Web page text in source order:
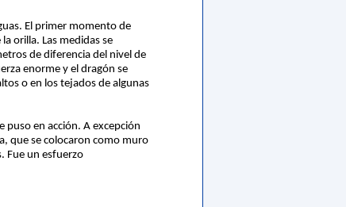
El primer momento de
orilla. Las medidas se
de diferencia del nivel de
enorme y el dragón se
o en los tejados de algunas
puso en acción. A excepción
que se colocaron como muro
Fue un esfuerzo